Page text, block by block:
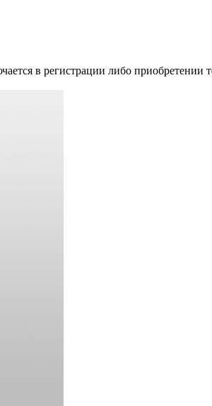
в регистрации либо